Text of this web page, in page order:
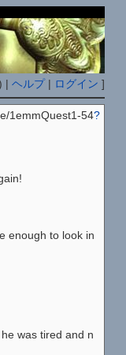
|ヘルプ| ログイン ]
1emmQuest1-54?
enough to look in
was tired and n